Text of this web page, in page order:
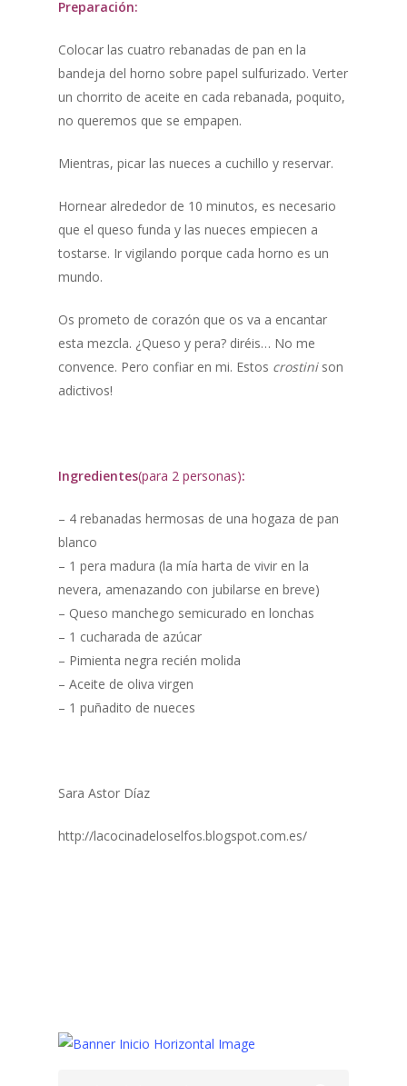
Preparación:
Colocar las cuatro rebanadas de pan en la
bandeja del horno sobre papel sulfurizado. Verter
un chorrito de aceite en cada rebanada, poquito,
no queremos que se empapen.
Mientras, picar las nueces a cuchillo y reservar.
Hornear alrededor de 10 minutos, es necesario
que el queso funda y las nueces empiecen a
tostarse. Ir vigilando porque cada horno es un
mundo.
Os prometo de corazón que os va a encantar
esta mezcla. ¿Queso y pera? diréis… No me
convence. Pero confiar en mi. Estos crostinison
adictivos!
Ingredientes(para 2 personas):
– 4 rebanadas hermosas de una hogaza de pan
blanco
– 1 pera madura (la mía harta de vivir en la
nevera, amenazando con jubilarse en breve)
– Queso manchego semicurado en lonchas
– 1 cucharada de azúcar
– Pimienta negra recién molida
– Aceite de oliva virgen
– 1 puñadito de nueces
Sara Astor Díaz
http://lacocinadeloselfos.blogspot.com.es/